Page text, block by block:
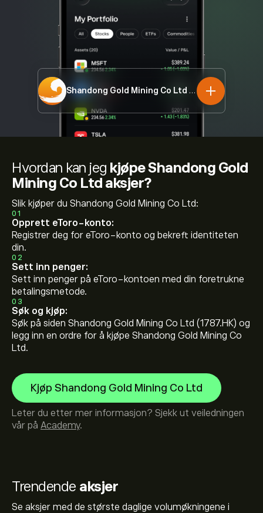
Shandong Gold Mining Co Ltd 1787.HK
Trendende aksjer
Se aksjer med de største daglige volumøkningene i
Hvordan kan jeg kjøpe Shandong Gold
Mining Co Ltd aksjer?
Slik kjøper du Shandong Gold Mining Co Ltd:
01
Opprett eToro-konto:
Registrer deg for eToro-konto og bekreft identiteten
din.
02
Sett inn penger:
Sett inn penger på eToro-kontoen med din foretrukne
betalingsmetode.
03
Søk og kjøp:
Søk på siden Shandong Gold Mining Co Ltd (1787.HK) og
legg inn en ordre for å kjøpe Shandong Gold Mining Co
Ltd.
Kjøp Shandong Gold Mining Co Ltd
Leter du etter mer informasjon? Sjekk ut veiledningen
vår på Academy.